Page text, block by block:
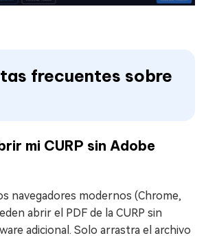
frecuentes sobre
mi CURP sin Adobe
navegadores modernos (Chrome,
abrir el PDF de la CURP sin
adicional. Solo arrastra el archivo